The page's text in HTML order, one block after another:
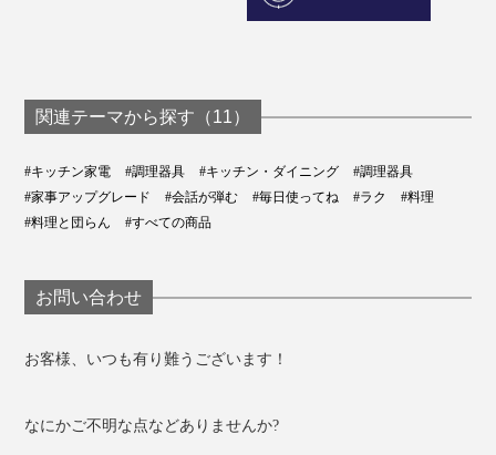
関連テーマから探す（11）
#キッチン家電 #調理器具 #キッチン・ダイニング
#調理器具
#家事アップグレード
#会話が弾む #毎日使ってね #ラク
#料理
#料理と団らん
#すべての商品
お問い合わせ
お客様、いつも有り難うございます！
なにかご不明な点などありませんか?